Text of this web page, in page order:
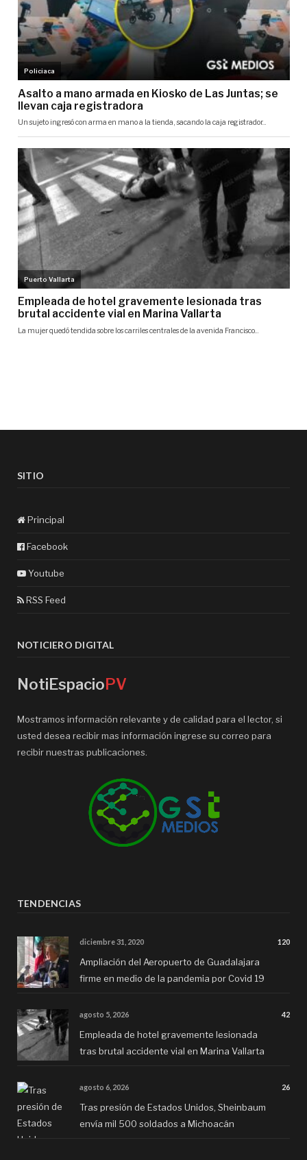
SITIO
Principal
Facebook
Youtube
RSS Feed
NOTICIERO DIGITAL
NotiEspacioPV
Mostramos información relevante y de calidad para el lector, si
usted desea recibir mas información ingrese su correo para
recibir nuestras publicaciones.
TENDENCIAS
diciembre 31, 2020 120
Ampliación del Aeropuerto de Guadalajara
firme en medio de la pandemia por Covid 19
agosto 5, 2026 42
Empleada de hotel gravemente lesionada
tras brutal accidente vial en Marina Vallarta
agosto 6, 2026 26
Tras presión de Estados Unidos, Sheinbaum
envía mil 500 soldados a Michoacán